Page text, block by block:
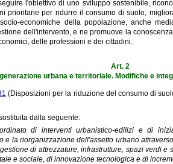
l'obiettivo di uno sviluppo sostenibile,
prioritarie per ridurre il consumo di suolo,
economiche della popolazione, anche
dell'intervento, e ne promuove la
delle professioni e dei cittadini.
Art. 2
urbana e territoriale. Modifiche e
(Disposizioni per la riduzione del consumo di
dalla seguente:
di interventi urbanistico-edilizi e di
e la riorganizzazione dell'assetto urbano
di attrezzature, infrastrutture, spazi verdi
e sociale, di innovazione tecnologica e di